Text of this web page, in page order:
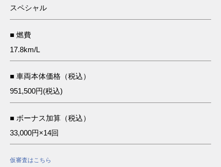
スペシャル
■ 燃費
17.8km/L
■ 車両本体価格（税込）
951,500円(税込)
■ ボーナス加算（税込）
33,000円×14回
仮審査はこちら